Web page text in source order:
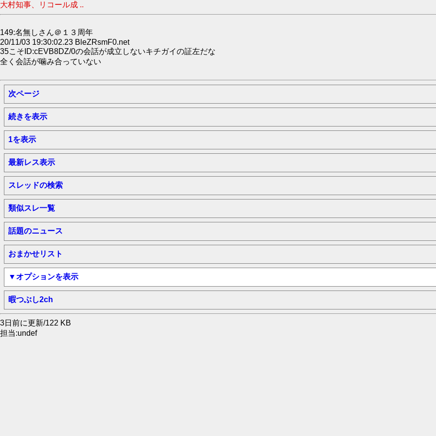
大村知事、リコール成 ..
149:名無しさん＠１３周年
20/11/03 19:30:02.23 BleZRsmF0.net
35こそID:cEVB8DZ/0の会話が成立しないキチガイの証左だな
全く会話が噛み合っていない
次ページ
続きを表示
1を表示
最新レス表示
スレッドの検索
類似スレ一覧
話題のニュース
おまかせリスト
▼オプションを表示
暇つぶし2ch
3日前に更新/122 KB
担当:undef